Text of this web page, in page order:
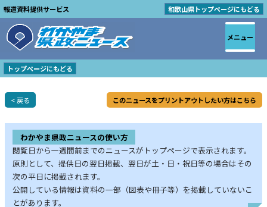
報道資料提供サービス 和歌山県トップページにもどる
トップページにもどる
< 戻る このニュースをプリントアウトしたい方はこちら
わかやま県政ニュースの使い方
閲覧日から一週間前までのニュースがトップページで表示されます。
原則として、提供日の翌日掲載、翌日が土・日・祝日等の場合はその
次の平日に掲載されます。
公開している情報は資料の一部（図表や冊子等）を掲載していないこ
とがあります。
メニュー